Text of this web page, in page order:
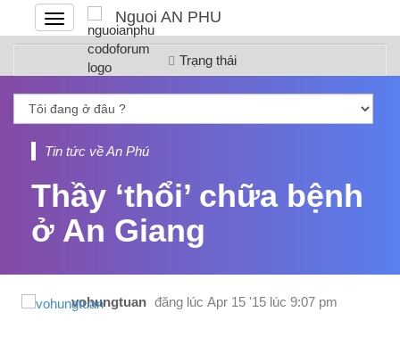
Đóng
hoặc
menu
Nguoi AN PHU
Trạng thái
Tin tức về An Phú
Thầy ‘thổi’ chữa bệnh
ở An Giang
vohungtuan đăng lúc Apr 15 '15 lúc 9:07 pm